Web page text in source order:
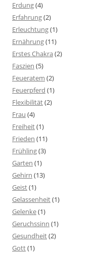
Erdung(4)
Erfahrung(2)
Erleuchtung(1)
Ernährung(11)
Erstes Chakra(2)
Faszien (5)
Feueratem (2)
Feuerpferd (1)
Flexibilität(2)
Frau (4)
Freiheit(1)
Frieden (11)
Frühling(3)
Garten (1)
Gehirn (13)
Geist(1)
Gelassenheit(1)
Gelenke(1)
Geruchssinn (1)
Gesundheit(2)
Gott(1)